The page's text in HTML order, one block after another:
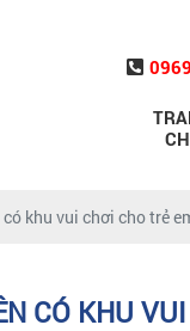
khu vui chơi cho trẻ
CÓ KHU